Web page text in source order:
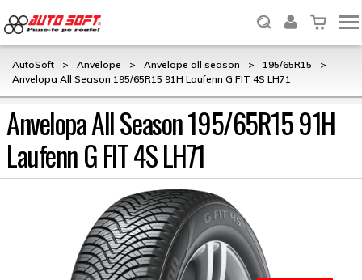
AutoSoft > Anvelope > Anvelope all season > 195/65R15
>
Anvelopa All Season 195/65R15 91H Laufenn G FIT 4S LH71
Anvelopa All Season 195/65R15 91H
Laufenn G FIT 4S LH71